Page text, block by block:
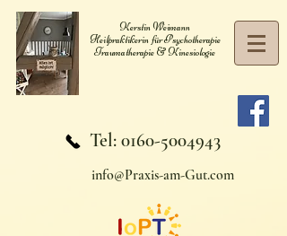
Kerstin Weimann
Heilpraktikerin für Psychotherapie
Traumatherapie & Kinesiologie
Tel: 0160-5004943
info@Praxis-am-Gut.com